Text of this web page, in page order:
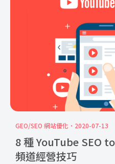
GEO/SEO 網站優化 2020-07-13
8 種 YouTube SEO
頻道經營技巧